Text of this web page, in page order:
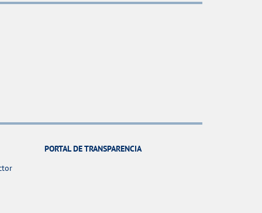
PORTAL DE TRANSPARENCIA